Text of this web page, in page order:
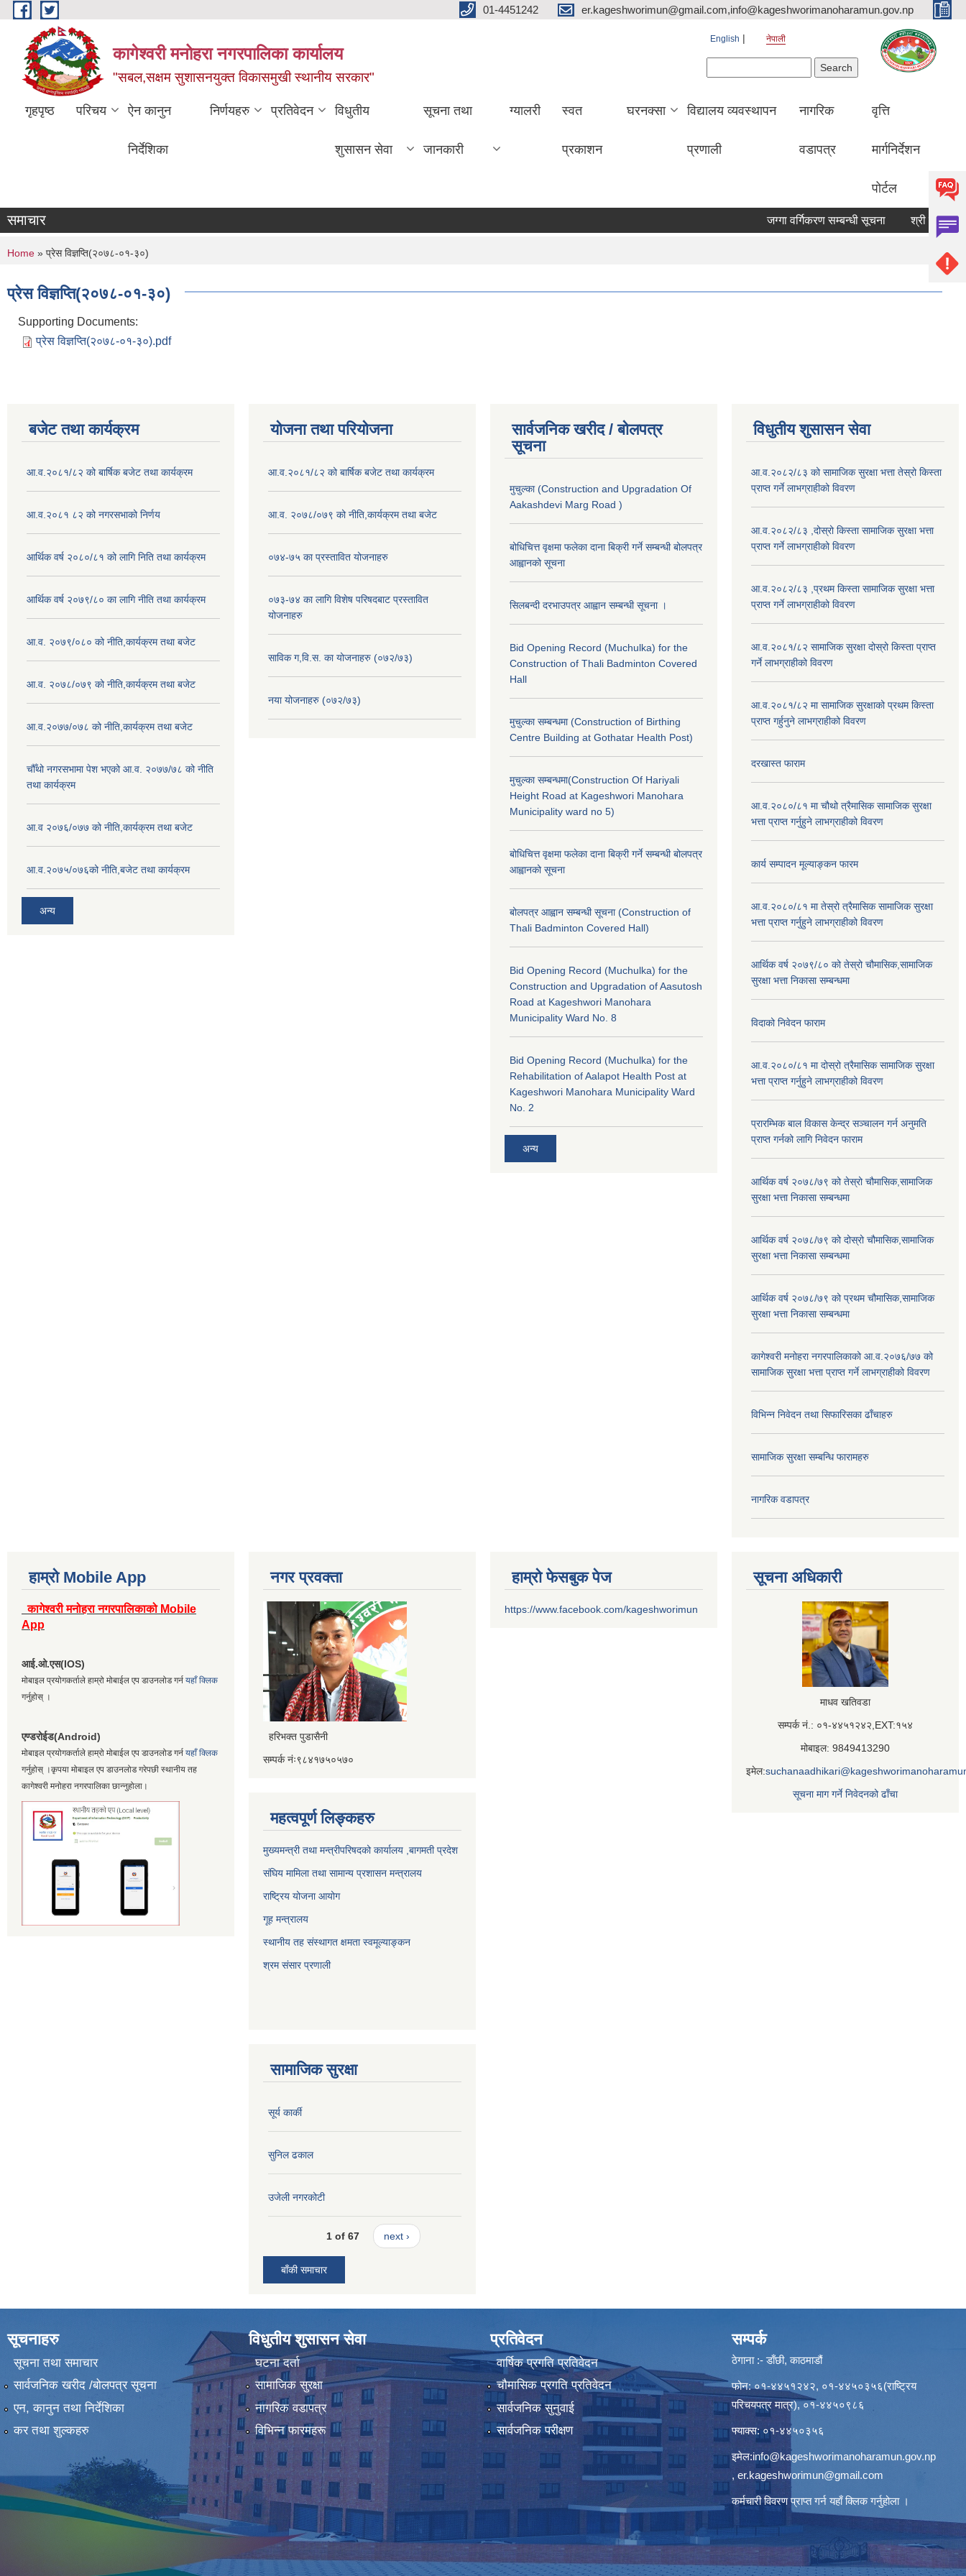
Skip to main content 01-4451242 er.kageshworimun@gmail.com,info@kageshworimanoharamun.gov.np
कागेश्वरी मनोहरा नगरपालिका कार्यालय
"सबल,सक्षम सुशासनयुक्त विकासमुखी स्थानीय सरकार"
English नेपाली
गृहपृष्ठ परिचय ऐन कानुन
निर्देशिका
निर्णयहरु प्रतिवेदन विधुतीय
शुसासन सेवा
सूचना तथा
जानकारी
ग्यालरी स्वत
प्रकाशन
घरनक्सा विद्यालय व्यवस्थापन
प्रणाली
नागरिक
वडापत्र
वृत्ति
मार्गनिर्देशन
पोर्टल
समाचार जग्गा वर्गिकरण सम्बन्धी सूचना श्री सिद्दि गणेश
You are here
Home » प्रेस विज्ञप्ति(२०७८-०१-३०)
प्रेस विज्ञप्ति(२०७८-०१-३०)
Supporting Documents:
प्रेस विज्ञप्ति(२०७८-०१-३०).pdf
बजेट तथा कार्यक्रम
आ.व.२०८१/८२ को बार्षिक बजेट तथा कार्यक्रम
आ.व.२०८१ ८२ को नगरसभाको निर्णय
आर्थिक वर्ष २०८०/८१ को लागि निति तथा कार्यक्रम
आर्थिक वर्ष २०७९/८० का लागि नीति तथा कार्यक्रम
आ.व. २०७९/०८० को नीति,कार्यक्रम तथा बजेट
आ.व. २०७८/०७९ को नीति,कार्यक्रम तथा बजेट
आ.व.२०७७/०७८ को नीति,कार्यक्रम तथा बजेट
चौँथो नगरसभामा पेश भएको आ.व. २०७७/७८ को नीति
तथा कार्यक्रम
आ.व २०७६/०७७ को नीति,कार्यक्रम तथा बजेट
आ.व.२०७५/०७६को नीति,बजेट तथा कार्यक्रम
अन्य
योजना तथा परियोजना
आ.व.२०८१/८२ को बार्षिक बजेट तथा कार्यक्रम
आ.व. २०७८/०७९ को नीति,कार्यक्रम तथा बजेट
०७४-७५ का प्रस्तावित योजनाहरु
०७३-७४ का लागि विशेष परिषदबाट प्रस्तावित
योजनाहरु
साविक ग,वि.स. का योजनाहरु (०७२/७३)
नया योजनाहरु (०७२/७३)
सार्वजनिक खरीद / बोलपत्र
सूचना
मुचुल्का (Construction and Upgradation Of
Aakashdevi Marg Road )
बोधिचित्त वृक्षमा फलेका दाना बिक्री गर्ने सम्बन्धी बोलपत्र
आह्वानको सूचना
सिलबन्दी दरभाउपत्र आह्वान सम्बन्धी सूचना ।
Bid Opening Record (Muchulka) for the
Construction of Thali Badminton Covered
Hall
मुचुल्का सम्बन्धमा (Construction of Birthing
Centre Building at Gothatar Health Post)
मुचुल्का सम्बन्धमा(Construction Of Hariyali
Height Road at Kageshwori Manohara
Municipality ward no 5)
बोधिचित्त वृक्षमा फलेका दाना बिक्री गर्ने सम्बन्धी बोलपत्र
आह्वानको सूचना
बोलपत्र आह्वान सम्बन्धी सूचना (Construction of
Thali Badminton Covered Hall)
Bid Opening Record (Muchulka) for the
Construction and Upgradation of Aasutosh
Road at Kageshwori Manohara
Municipality Ward No. 8
Bid Opening Record (Muchulka) for the
Rehabilitation of Aalapot Health Post at
Kageshwori Manohara Municipality Ward
No. 2
अन्य
विधुतीय शुसासन सेवा
आ.व.२०८२/८३ को सामाजिक सुरक्षा भत्ता तेस्रो किस्ता
प्राप्त गर्ने लाभग्राहीको विवरण
आ.व.२०८२/८३ ,दोस्रो किस्ता सामाजिक सुरक्षा भत्ता
प्राप्त गर्ने लाभग्राहीको विवरण
आ.व.२०८२/८३ ,प्रथम किस्ता सामाजिक सुरक्षा भत्ता
प्राप्त गर्ने लाभग्राहीको विवरण
आ.व.२०८१/८२ सामाजिक सुरक्षा दोस्रो किस्ता प्राप्त
गर्ने लाभग्राहीको विवरण
आ.व.२०८१/८२ मा सामाजिक सुरक्षाको प्रथम किस्ता
प्राप्त गर्हुनुने लाभग्राहीको विवरण
दरखास्त फाराम
आ.व.२०८०/८१ मा चौथो त्रैमासिक सामाजिक सुरक्षा
भत्ता प्राप्त गर्नुहुने लाभग्राहीको विवरण
कार्य सम्पादन मूल्याङ्कन फारम
आ.व.२०८०/८१ मा तेस्रो त्रैमासिक सामाजिक सुरक्षा
भत्ता प्राप्त गर्नुहुने लाभग्राहीको विवरण
आर्थिक वर्ष २०७९/८० को तेस्रो चौमासिक,सामाजिक
सुरक्षा भत्ता निकासा सम्बन्धमा
विदाको निवेदन फाराम
आ.व.२०८०/८१ मा दोस्रो त्रैमासिक सामाजिक सुरक्षा
भत्ता प्राप्त गर्नुहुने लाभग्राहीको विवरण
प्रारम्भिक बाल विकास केन्द्र सञ्चालन गर्न अनुमति
प्राप्त गर्नको लागि निवेदन फाराम
आर्थिक वर्ष २०७८/७९ को तेस्रो चौमासिक,सामाजिक
सुरक्षा भत्ता निकासा सम्बन्धमा
आर्थिक वर्ष २०७८/७९ को दोस्रो चौमासिक,सामाजिक
सुरक्षा भत्ता निकासा सम्बन्धमा
आर्थिक वर्ष २०७८/७९ को प्रथम चौमासिक,सामाजिक
सुरक्षा भत्ता निकासा सम्बन्धमा
कागेश्वरी मनोहरा नगरपालिकाको आ.व.२०७६/७७ को
सामाजिक सुरक्षा भत्ता प्राप्त गर्ने लाभग्राहीको विवरण
विभिन्न निवेदन तथा सिफारिसका ढाँचाहरु
सामाजिक सुरक्षा सम्बन्धि फारामहरु
नागरिक वडापत्र
हाम्रो Mobile App
कागेश्वरी मनोहरा नगरपालिकाको Mobile
App
आई.ओ.एस(IOS)
मोबाइल प्रयोगकर्ताले हाम्रो मोबाईल एप डाउनलोड गर्न यहाँ क्लिक
गर्नुहोस् ।
एण्डरोईड(Android)
मोबाइल प्रयोगकर्ताले हाम्रो मोबाईल एप डाउनलोड गर्न यहाँ क्लिक
गर्नुहोस् ।कृपया मोबाइल एप डाउनलोड गरेपछी स्थानीय तह
कागेश्वरी मनोहरा नगरपालिका छान्नुहोला।
नगर प्रवक्ता
हरिभक्त पुडासैनी
सम्पर्क नंः९८४१७५०५७०
महत्वपूर्ण लिङ्कहरु
मुख्यमन्त्री तथा मन्त्रीपरिषदको कार्यालय ,बागमती प्रदेश
संघिय मामिला तथा सामान्य प्रशासन मन्त्रालय
राष्ट्रिय योजना आयोग
गूह मन्त्रालय
स्थानीय तह संस्थागत क्षमता स्वमूल्याङ्कन
श्रम संसार प्रणाली
सामाजिक सुरक्षा
सूर्य कार्की
सुनिल ढकाल
उजेली नगरकोटी
1 of 67 next ›
बाँकी समाचार
हाम्रो फेसबुक पेज
https://www.facebook.com/kageshworimun
सूचना अधिकारी
माधव खतिवडा
सम्पर्क नं.: ०१-४४५१२४२,EXT:१५४
मोबाइल: 9849413290
इमेल:
सूचना माग गर्ने निवेदनको ढाँचा
सूचनाहरु
सूचना तथा समाचार
सार्वजनिक खरीद /बोलपत्र सूचना
एन, कानुन तथा निर्देशिका
कर तथा शुल्कहरु
विधुतीय शुसासन सेवा
घटना दर्ता
सामाजिक सुरक्षा
नागरिक वडापत्र
विभिन्न फारमहरू
प्रतिवेदन
वार्षिक प्रगति प्रतिवेदन
चौमासिक प्रगति प्रतिवेदन
सार्वजनिक सुनुवाई
सार्वजनिक परीक्षण
सम्पर्क
ठेगाना :- डाँछी, काठमाडौं
फोन: ०१-४४५१२४२, ०१-४४५०३५६(राष्ट्रिय
परिचयपत्र मात्र), ०१-४४५०९८६
फ्याक्स: ०१-४४५०३५६
इमेल:info@kageshworimanoharamun.gov.np
, er.kageshworimun@gmail.com
कर्मचारी विवरण प्राप्त गर्नयहाँ क्लिकगर्नुहोला ।